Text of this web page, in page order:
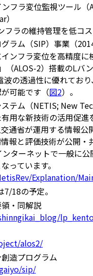
フラ変位監視ツール
フラの維持管理を低コ
ラム（SIP）事業（
ンフラ変位を高精度
（ALOS-2）搭載のLバ
波の透過性に優れてお
可能です（図2）。
テム（NETIS; New
用な新技術の活用促
通省が運用する情報
報と評価技術が公開
ターネットで一般に
っています。
Explanation/
18の予定。
・同解説
alos2/
造プログラム
sip/